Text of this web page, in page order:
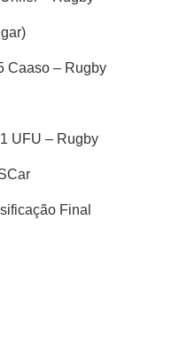
Caaso – Rugby
UFU – Rugby
Final